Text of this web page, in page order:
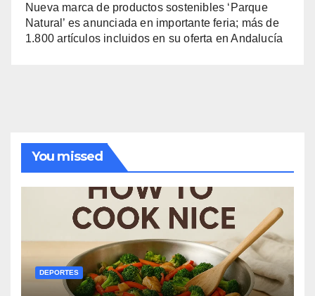
Nueva marca de productos sostenibles ‘Parque
Natural’ es anunciada en importante feria; más de
1.800 artículos incluidos en su oferta en Andalucía
You missed
DEPORTES